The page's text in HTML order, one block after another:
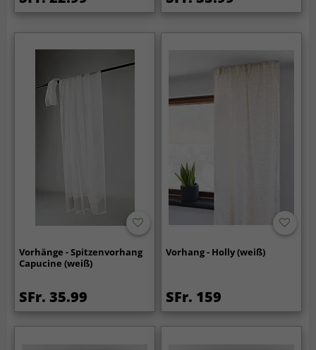
Vorhänge - Spitzenvorhang
Capucine (weiß)
SFr. 35.99
Vorhang - Holly (weiß)
SFr. 159